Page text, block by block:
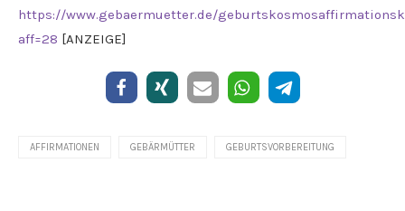
https://www.gebaermuetter.de/
aff=28 [ANZEIGE]
AFFIRMATIONEN GEBÄRMÜTTER GEBURTSVORBEREITUNG